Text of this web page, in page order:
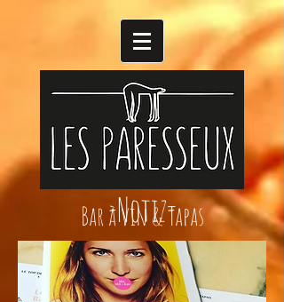
Bar à vin & Tapas
-Notiz-